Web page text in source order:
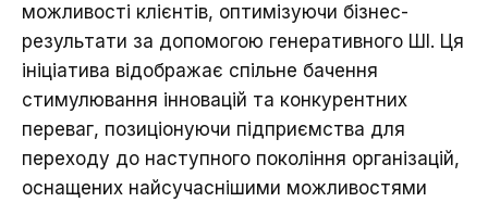
можливості клієнтів, оптимізуючи бізнес-
результати за допомогою генеративного ШІ. Ця
ініціатива відображає спільне бачення
стимулювання інновацій та конкурентних
переваг, позиціонуючи підприємства для
переходу до наступного покоління організацій,
оснащених найсучаснішими можливостями